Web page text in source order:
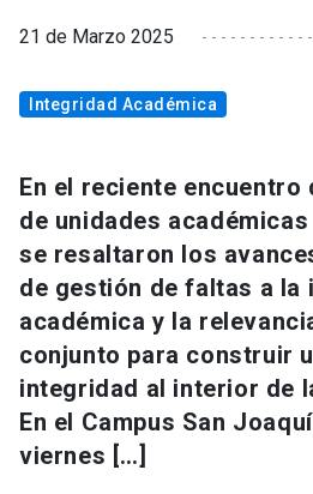
21 de Marzo 2025
Integridad Académica
En el reciente encuentro
de unidades
se resaltaron los
de gestión de faltas a la
académica y la
conjunto para construir
integridad al interior de
En el Campus San
viernes […]